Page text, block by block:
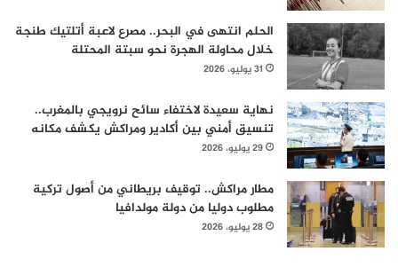
الحلم انتهى في البحر.. مصرع لاعبة أتلتيك طنجة
خلال محاولة الهجرة نحو سبتة المحتلة
31 يوليو، 2026
نهاية سعيدة لاختفاء سائح نرويجي بالمغرب..
تنسيق أمني بين أكادير ومراكش يكشف مكانه
29 يوليو، 2026
مطار مراكش.. توقيف بريطاني من أصول تركية
مطلوب دوليا من دولة مولدافيا
28 يوليو، 2026